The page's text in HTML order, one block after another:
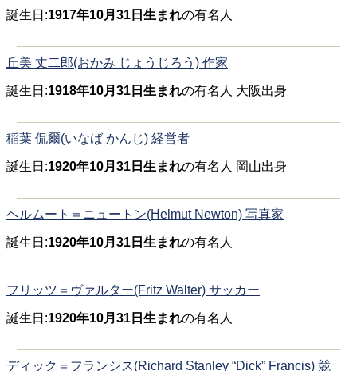
誕生日:1917年10月31日生まれの有名人
丘美 丈二郎(おかみ じょうじろう) 作家
誕生日:1918年10月31日生まれの有名人 大阪出身
稲葉 侃爾(いなば かんじ) 経営者
誕生日:1920年10月31日生まれの有名人 岡山出身
ヘルムート＝ニュートン(Helmut Newton) 写真家
誕生日:1920年10月31日生まれの有名人
フリッツ＝ヴァルター(Fritz Walter) サッカー
誕生日:1920年10月31日生まれの有名人
ディック＝フランシス(Richard Stanley “Dick” Francis) 競